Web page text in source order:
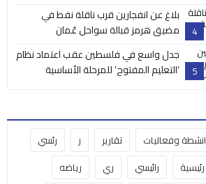
4
بلاغ عن انفجارين قرب ناقلة نفط في
مضيق هرمز قبالة سواحل عُمان
5
جدل واسع في فلسطين عقب اعتماد نظام
‘التعليم المفتوح’ للمرحلة الأساسية
انشطة وفعاليات تقارير ر
رئسي
رئيسية رائيسي ري رياضه